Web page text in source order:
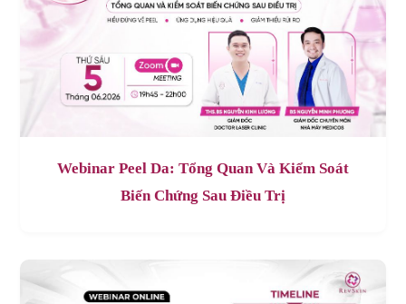
Webinar Peel Da: Tổng Quan Và Kiểm Soát
Biến Chứng Sau Điều Trị